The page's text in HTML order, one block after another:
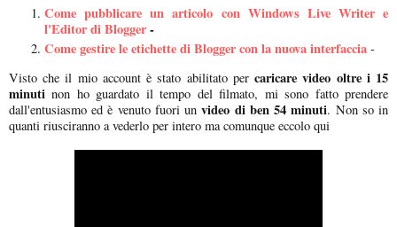
Come pubblicare un articolo con Windows Live Writer e
l'Editor di Blogger-
Come gestire le etichette di Blogger con la nuova interfaccia -
Visto che il mio account è stato abilitato percaricare video oltre i 15
minuti non ho guardato il tempo del filmato, mi sono fatto prendere
dall'entusiasmo ed è venuto fuori un video di ben 54 minuti. Non so in
quanti riusciranno a vederlo per intero ma comunque eccolo qui